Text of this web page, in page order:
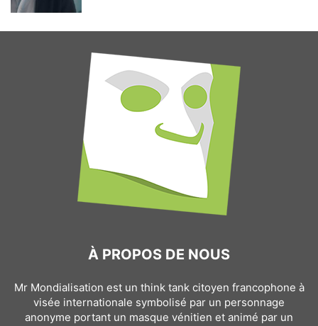
À PROPOS DE NOUS
Mr Mondialisation est un think tank citoyen francophone à
visée internationale symbolisé par un personnage
anonyme portant un masque vénitien et animé par un